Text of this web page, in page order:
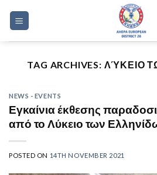
TAG ARCHIVES: ΛΎΚΕΙΟ
NEWS - EVENTS
Εγκαίνια έκθεσης
από το Λύκειο των
POSTED ON 14TH NOVEMBER 2021